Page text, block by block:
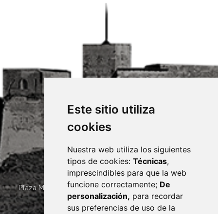
Este sitio utiliza
cookies
Nuestra web utiliza los siguientes
tipos de cookies: Técnicas,
imprescindibles para que la web
funcione correctamente; De
personalización, para recordar
sus preferencias de uso de la
Plaza Mayor 4 22400 MONZÓN - ARAGÓN (ESPAÑA)
· (34) 974 400 700 ·
sac@monzon.es